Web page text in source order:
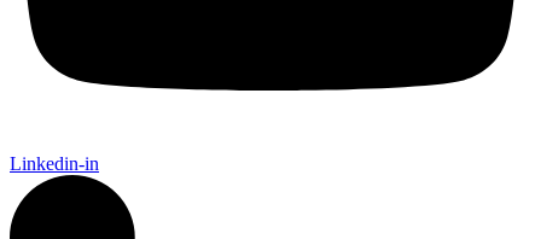
Linkedin-in